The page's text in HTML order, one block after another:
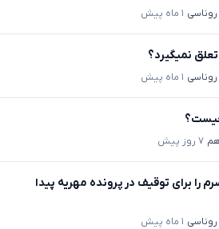
روناسی ۱ ماه پیش
نمیگیرد؟
روناسی ۱ ماه پیش
چیست؟
۷ روز پیش
را برای توقیف در پرونده مهریه پیدا
روناسی ۱ ماه پیش